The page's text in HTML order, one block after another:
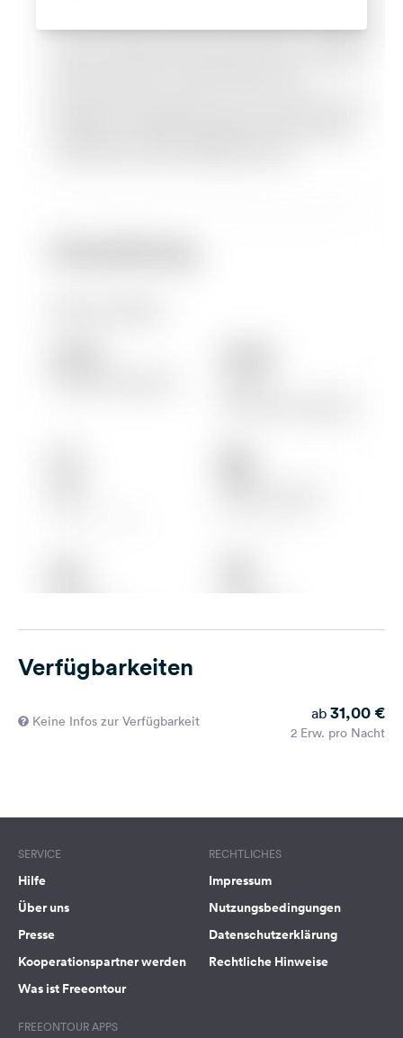
Verfügbarkeiten
Keine Infos zur Verfügbarkeit ab 31,00 €
2 Erw. pro Nacht
SERVICE
Hilfe
Über uns
Presse
Kooperationspartner werden
Was ist Freeontour
RECHTLICHES
Impressum
Nutzungsbedingungen
Datenschutzerklärung
Rechtliche Hinweise
FREEONTOUR APPS